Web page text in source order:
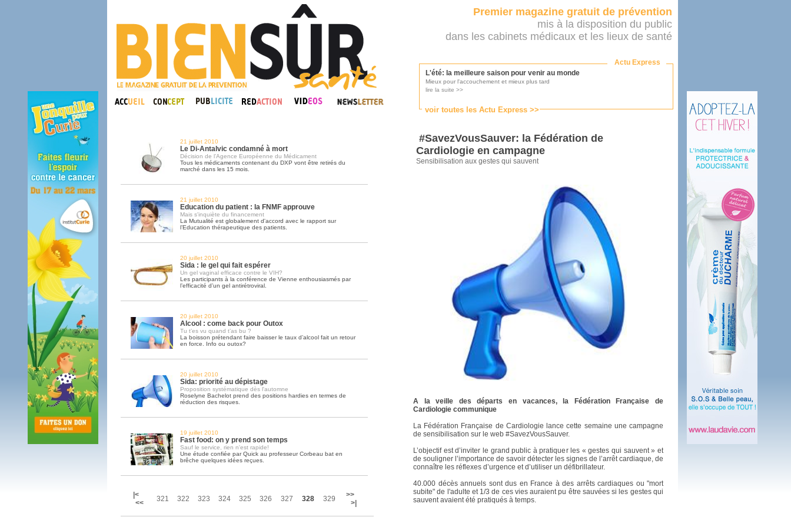
Premier magazine gratuit de prévention
mis à la disposition du public
dans les cabinets médicaux et les lieux de santé
Actu Express
voir toutes les Actu Express >>
L'été: la meilleure saison pour venir au monde
Mieux pour l'accouchement et mieux plus tard
lire la suite >>
Consultés par l'Ordre des médecins, pas par le ministère...
lire la suite >>
DMP, l'Arlésienne va devenir réalité
Déploiement prévu au 4ème trimestre 2016
Soins palliatifs: 40 millions de plus en 2016
La journée mondiale des soins palliatifs n'a pas été inutile
lire la suite >>
21 juillet 2010
Le Di-Antalvic condamné à mort
Décision de l’Agence Européenne du Médicament
Tous les médicaments contenant du DXP vont être retirés du
marché dans les 15 mois.
21 juillet 2010
Education du patient : la FNMF approuve
Mais s'inquiète du financement
La Mutualité est globalement d'accord avec le rapport sur
l’Education thérapeutique des patients.
20 juillet 2010
Sida : le gel qui fait espérer
Un gel vaginal efficace contre le VIH?
Les participants à la conférence de Vienne enthousiasmés par
l’efficacité d’un gel antirétroviral.
20 juillet 2010
Alcool : come back pour Outox
Tu t’es vu quand t’as bu ?
La boisson prétendant faire baisser le taux d’alcool fait un retour
en force. Info ou outox?
20 juillet 2010
Sida: priorité au dépistage
Proposition systématique dès l'automne
Roselyne Bachelot prend des positions hardies en termes de
réduction des risques.
19 juillet 2010
Fast food: on y prend son temps
Sauf le service, rien n'est rapide!
Une étude confiée par Quick au professeur Corbeau bat en
brêche quelques idées reçues.
|<
<<
321 322 323 324 325 326 327 328 329
>>
>|
#SavezVousSauver: la Fédération de
Cardiologie en campagne
Sensibilisation aux gestes qui sauvent
A la veille des départs en vacances, la Fédération Française de
Cardiologie communique
La Fédération Française de Cardiologie lance cette semaine une campagne
de sensibilisation sur le web #SavezVousSauver.
L’objectif est d’inviter le grand public à pratiquer les « gestes qui sauvent » et
de souligner l’importance de savoir détecter les signes de l’arrêt cardiaque, de
connaître les réflexes d’urgence et d’utiliser un défibrillateur.
40.000 décès annuels sont dus en France à des arrêts cardiaques ou "mort
subite" de l'adulte et 1/3 de ces vies auraient pu être sauvées si les gestes qui
sauvent avaient été pratiqués à temps.